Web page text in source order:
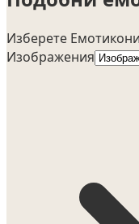
Изберете Емотикони
Изображения